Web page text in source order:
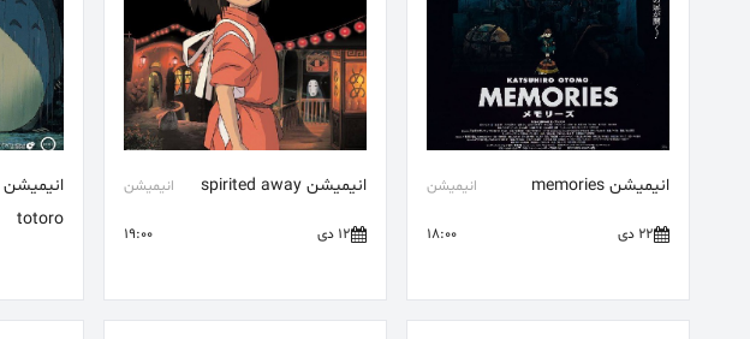
انیمیشن memories انیمیشن
22 دی 18:00
انیمیشن spirited away انیمیشن
12 دی 19:00
totoro